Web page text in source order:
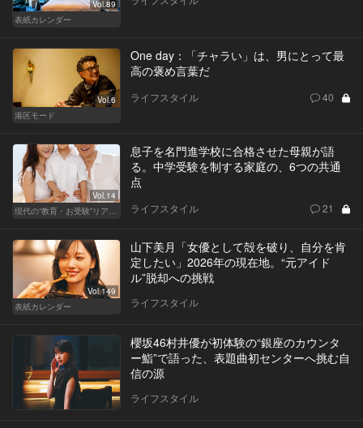
Vol.89
表紙カレンダー
Vol.6
港区モード
One day：「チャラい」は、男にとって最
高の褒め言葉だ
ライフスタイル 40
Vol.14
現代の“教育・お受験”リアルドキュメント
息子を名門進学校に合格させた母親が語
る。中学受験を制する家庭の、6つの共通
点
ライフスタイル 21
Vol.149
表紙カレンダー
山下美月「女優として殻を破り、自分を肯
定したい」2026年の現在地。“元アイド
ル”脱却への挑戦
ライフスタイル
櫻坂46村井優が初体験の“銀座のカウンタ
ー鮨”で語った、表題曲初センターへ挑む自
信の源
ライフスタイル